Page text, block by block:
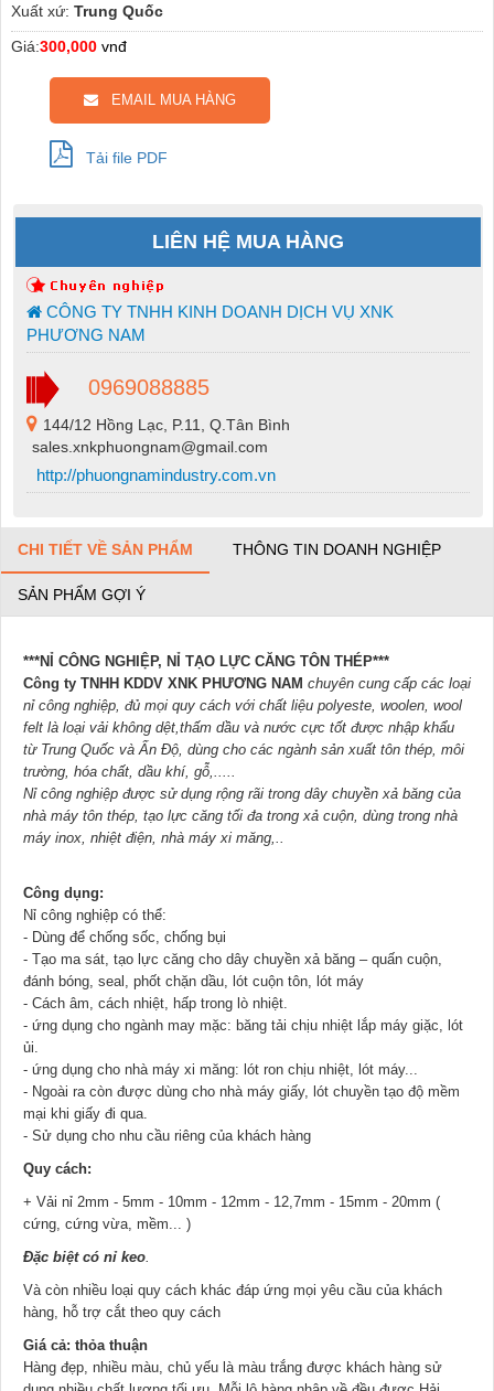
Xuất xứ: Trung Quốc
Giá:300,000 vnđ
EMAIL MUA HÀNG
Tải file PDF
LIÊN HỆ MUA HÀNG
CÔNG TY TNHH KINH DOANH DỊCH VỤ XNK
PHƯƠNG NAM
0969088885
144/12 Hồng Lạc, P.11, Q.Tân Bình
sales.xnkphuongnam@gmail.com
http://phuongnamindustry.com.vn
CHI TIẾT VỀ SẢN PHẨM THÔNG TIN DOANH NGHIỆP
SẢN PHẨM GỢI Ý
***NỈ CÔNG NGHIỆP, NỈ TẠO LỰC CĂNG TÔN THÉP***
Công ty TNHH KDDV XNK PHƯƠNG NAM chuyên cung cấp các loại
nỉ công nghiệp, đủ mọi quy cách với chất liệu polyeste, woolen, wool
felt là loại vải không dệt,thấm dầu và nước cực tốt được nhập khẩu
từ Trung Quốc và Ấn Độ, dùng cho các ngành sản xuất tôn thép, môi
trường, hóa chất, dầu khí, gỗ,.....
Nỉ công nghiệp được sử dụng rộng rãi trong dây chuyền xả băng của
nhà máy tôn thép, tạo lực căng tối đa trong xả cuộn, dùng trong nhà
máy inox, nhiệt điện, nhà máy xi măng,..
Công dụng:
Nỉ công nghiệp có thể:
- Dùng để chống sốc, chống bụi
- Tạo ma sát, tạo lực căng cho dây chuyền xả băng – quấn cuộn,
đánh bóng, seal, phốt chặn dầu, lót cuộn tôn, lót máy
- Cách âm, cách nhiệt, hấp trong lò nhiệt.
- ứng dụng cho ngành may mặc: băng tải chịu nhiệt lắp máy giặc, lót
ủi.
- ứng dụng cho nhà máy xi măng: lót ron chịu nhiệt, lót máy...
- Ngoài ra còn được dùng cho nhà máy giấy, lót chuyền tạo độ mềm
mại khi giấy đi qua.
- Sử dụng cho nhu cầu riêng của khách hàng
Quy cách:
+ Vải nỉ 2mm - 5mm - 10mm - 12mm - 12,7mm - 15mm - 20mm (
cứng, cứng vừa, mềm... )
Đặc biệt có nỉ keo.
Và còn nhiều loại quy cách khác đáp ứng mọi yêu cầu của khách
hàng, hỗ trợ cắt theo quy cách
Giá cả: thỏa thuận
Hàng đẹp, nhiều màu, chủ yếu là màu trắng được khách hàng sử